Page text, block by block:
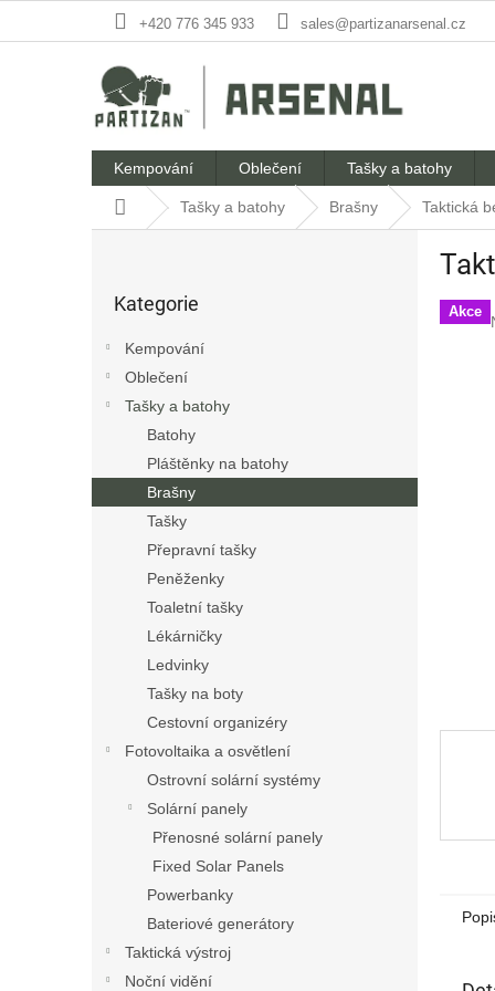
+420 776 345 933 sales@partizanarsenal.cz
Kempování Oblečení Tašky a batohy
Domů Tašky a batohy Brašny Taktická
a
n
kategorie
Kategorie
Kempování
Oblečení
Tašky a batohy
Batohy
Pláštěnky na batohy
Brašny
Tašky
Přepravní tašky
Peněženky
Toaletní tašky
Lékárničky
Ledvinky
Tašky na boty
Cestovní organizéry
Fotovoltaika a osvětlení
Ostrovní solární systémy
Solární panely
Přenosné solární panely
Fixed Solar Panels
Powerbanky
Bateriové generátory
Taktická výstroj
Noční vidění
Akce